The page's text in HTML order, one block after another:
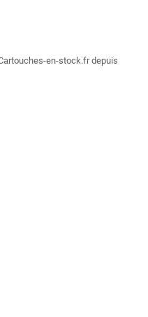
en-stock.fr depuis